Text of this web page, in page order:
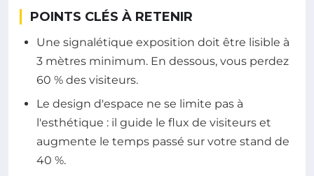
POINTS CLÉS À RETENIR
Une signalétique exposition doit être lisible à
3 mètres minimum. En dessous, vous perdez
60 % des visiteurs.
Le design d'espace ne se limite pas à
l'esthétique : il guide le flux de visiteurs et
augmente le temps passé sur votre stand de
40 %.